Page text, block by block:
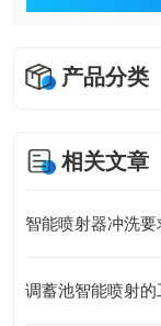
产品分类
相关文章
智能喷射器冲洗要
调蓄池智能喷射